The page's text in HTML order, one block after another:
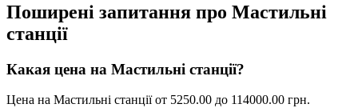
Поширені запитання про Мастильні
станції
Какая цена на Мастильні станції?
Цена на Мастильні станції от 5250.00 до 114000.00 грн.